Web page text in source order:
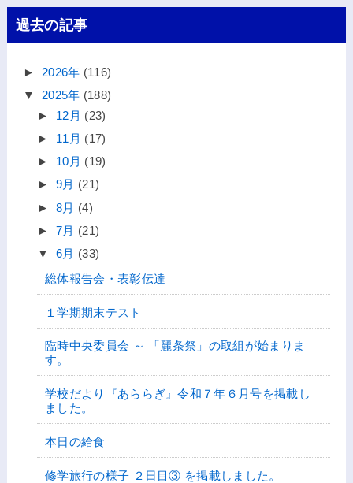
過去の記事
► 2026年 (116)
▼ 2025年 (188)
► 12月 (23)
► 11月 (17)
► 10月 (19)
► 9月 (21)
► 8月 (4)
► 7月 (21)
▼ 6月 (33)
総体報告会・表彰伝達
１学期期末テスト
臨時中央委員会 ～ 「麗条祭」の取組が始まりま
す。
学校だより『あららぎ』令和７年６月号を掲載し
ました。
本日の給食
修学旅行の様子 ２日目③ を掲載しました。